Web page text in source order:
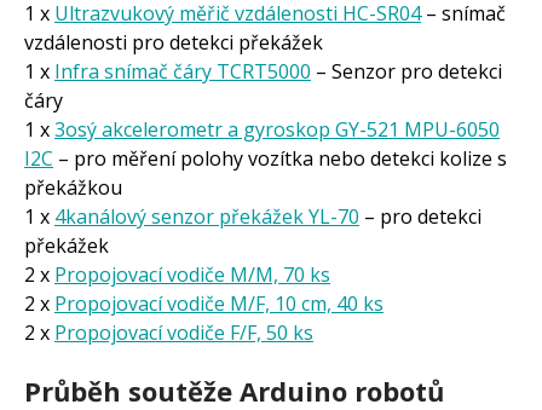
1 x Ultrazvukový měřič vzdálenosti HC-SR04– snímač
vzdálenosti pro detekci překážek
1 x Infra snímač čáry TCRT5000 – Senzor pro detekci
čáry
1 x3osý akcelerometr a gyroskop GY-521 MPU-6050
I2C – pro měření polohy vozítka nebo detekci kolize s
překážkou
1 x 4kanálový senzor překážek YL-70 – pro detekci
překážek
2 x Propojovací vodiče M/M, 70 ks
2 x Propojovací vodiče M/F, 10 cm, 40 ks
2 x Propojovací vodiče F/F, 50 ks
Průběh soutěže Arduino robotů